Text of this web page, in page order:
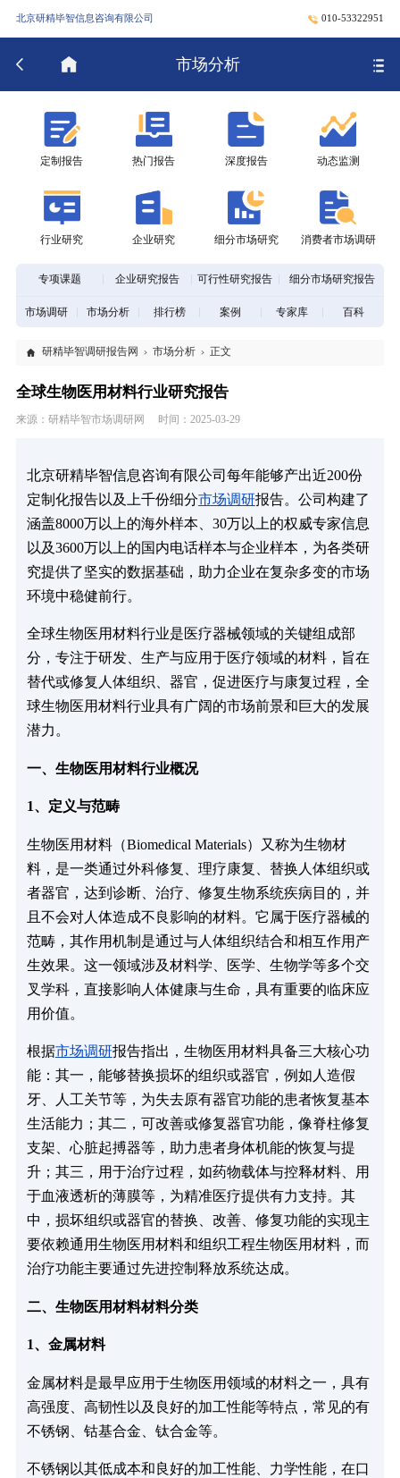
北京研精毕智信息咨询有限公司 010-53322951
市场分析
定制报告 热门报告 深度报告 动态监测
行业研究 企业研究 细分市场研究 消费者市场调研
专项课题 企业研究报告 可行性研究报告 细分市场研究报告
市场调研 市场分析 排行榜 案例 专家库 百科
研精毕智调研报告网 市场分析 正文
全球生物医用材料行业研究报告
来源：研精毕智市场调研网 时间：2025-03-29
北京研精毕智信息咨询有限公司每年能够产出近200份
定制化报告以及上千份细分市场调研报告。公司构建了
涵盖8000万以上的海外样本、30万以上的权威专家信息
以及3600万以上的国内电话样本与企业样本，为各类研
究提供了坚实的数据基础，助力企业在复杂多变的市场
环境中稳健前行。
全球生物医用材料行业是医疗器械领域的关键组成部
分，专注于研发、生产与应用于医疗领域的材料，旨在
替代或修复人体组织、器官，促进医疗与康复过程，全
球生物医用材料行业具有广阔的市场前景和巨大的发展
潜力。
一、生物医用材料行业概况
1、定义与范畴
生物医用材料（Biomedical Materials）又称为生物材
料，是一类通过外科修复、理疗康复、替换人体组织或
者器官，达到诊断、治疗、修复生物系统疾病目的，并
且不会对人体造成不良影响的材料。它属于医疗器械的
范畴，其作用机制是通过与人体组织结合和相互作用产
生效果。这一领域涉及材料学、医学、生物学等多个交
叉学科，直接影响人体健康与生命，具有重要的临床应
用价值。
根据市场调研报告指出，生物医用材料具备三大核心功
能：其一，能够替换损坏的组织或器官，例如人造假
牙、人工关节等，为失去原有器官功能的患者恢复基本
生活能力；其二，可改善或修复器官功能，像脊柱修复
支架、心脏起搏器等，助力患者身体机能的恢复与提
升；其三，用于治疗过程，如药物载体与控释材料、用
于血液透析的薄膜等，为精准医疗提供有力支持。其
中，损坏组织或器官的替换、改善、修复功能的实现主
要依赖通用生物医用材料和组织工程生物医用材料，而
治疗功能主要通过先进控制释放系统达成。
二、生物医用材料材料分类
1、金属材料
金属材料是最早应用于生物医用领域的材料之一，具有
高强度、高韧性以及良好的加工性能等特点，常见的有
不锈钢、钴基合金、钛合金等。
不锈钢以其低成本和良好的加工性能、力学性能，在口